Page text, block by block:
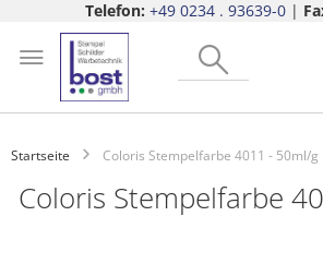
Telefon: +49 0234 . 93639-0|
springen
Startseite Coloris Stempelfarbe 4011 - 50ml/g
Coloris Stempelfarbe